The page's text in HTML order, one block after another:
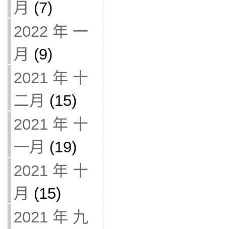
月 (7)
2022 年 一
月 (9)
2021 年 十
二月 (15)
2021 年 十
一月 (19)
2021 年 十
月 (15)
2021 年 九